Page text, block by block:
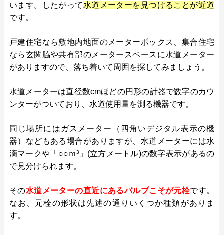
います。したがって 水道メーターを見つけることが近道
です。
戸建住宅なら敷地内地面のメーターボックス、集合住宅
なら玄関脇や共有部のメータースペースに水道メーター
がありますので、落ち着いて周囲を探してみましょう。
水道メーターは直径数cmほどの円形の計器で数字のカウ
ンターがついており、水道使用量を測る機器です。
同じ場所にはガスメーター（四角いデジタル表示の機
器）などもある場合がありますが、水道メーターには水
滴マークや「○○ｍ³」(立方メートル)の数字表示があるの
で見分けられます。
その水道メーターの直近にあるバルブこそが元栓です。
なお、元栓の形状は先述の通りいくつか種類がありま
す。